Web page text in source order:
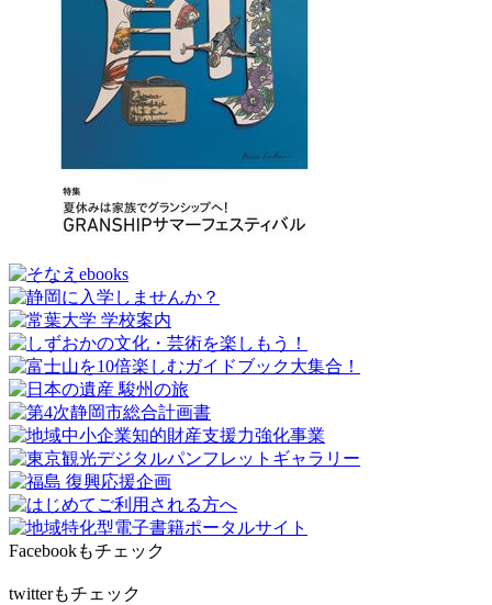
Facebookもチェック
twitterもチェック